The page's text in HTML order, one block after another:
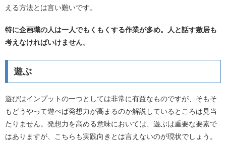
える方法とは言い難いです。
特に企画職の人は一人でもくもくする作業が多め。人と話す敷居も
考えなければいけません。
遊ぶ
遊びはインプットの一つとしては非常に有益なものですが、そもそ
もどうやって遊べば発想力が高まるのか解説しているところは見当
たりません。発想力を高める意味においては、遊ぶは重要な要素で
はありますが、こちらも実践向きとは言えないのが現状でしょう。